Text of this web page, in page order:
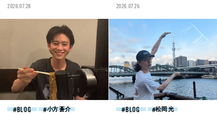
2026.07.28 2026.07.26
BLOG 小方 蒼介 BLOG 松岡 光